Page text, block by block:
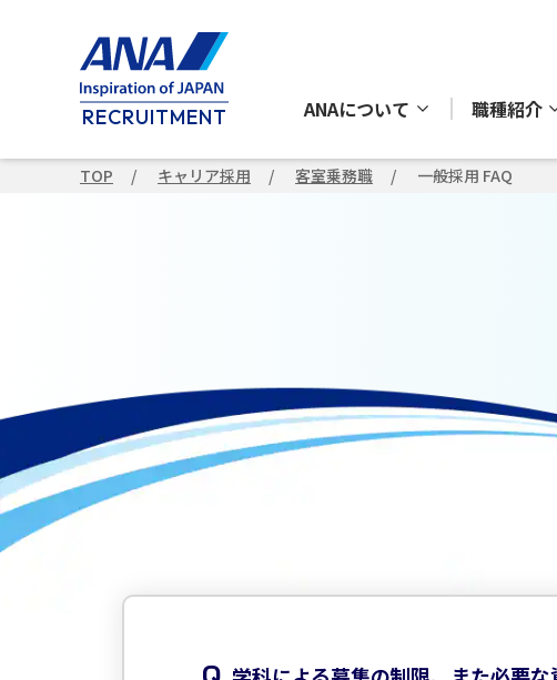
RECRUITMENT ANAについて 職種紹介
TOP キャリア採用 客室乗務職 一般採用 FAQ